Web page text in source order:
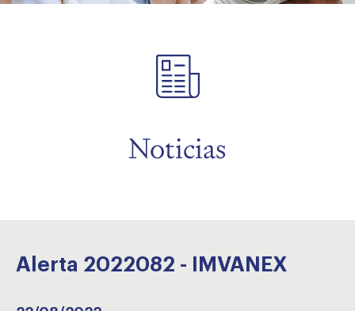
Noticias
Alerta 2022082 - IMVANEX